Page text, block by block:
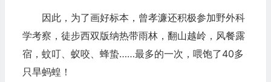
因此，为了画好标本，曾孝濂还积极参加野外科
学考察，徒步西双版纳热带雨林，翻山越岭，风餐露
宿，蚊叮、蚁咬、蜂蛰……最多的一次，喂饱了40多
只旱蚂蝗！